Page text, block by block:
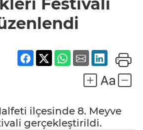
ilçesinde 8. Meyve
gerçekleştirildi.